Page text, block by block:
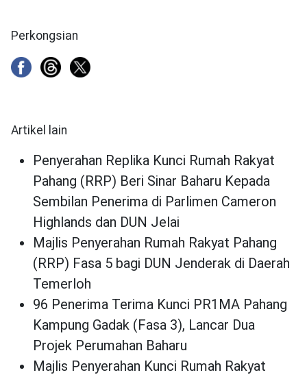
Perkongsian
Artikel lain
Penyerahan Replika Kunci Rumah Rakyat
Pahang (RRP) Beri Sinar Baharu Kepada
Sembilan Penerima di Parlimen Cameron
Highlands dan DUN Jelai
Majlis Penyerahan Rumah Rakyat Pahang
(RRP) Fasa 5 bagi DUN Jenderak di Daerah
Temerloh
96 Penerima Terima Kunci PR1MA Pahang
Kampung Gadak (Fasa 3), Lancar Dua
Projek Perumahan Baharu
Majlis Penyerahan Kunci Rumah Rakyat